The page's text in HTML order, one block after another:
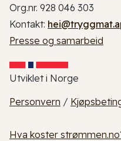
Org.nr. 928 046 303
Kontakt:
Presse og samarbeid
Utviklet i Norge
Personvern /
Hva koster